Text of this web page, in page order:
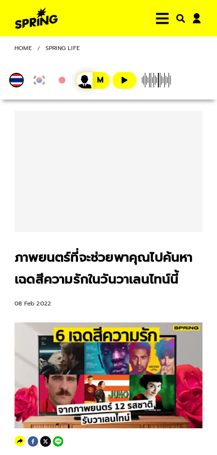
HOME SPRING LIFE
ภาพยนตร์ที่จะช่วยพาคุณไปค้นหา
เฉดสีความรักในวันวาเลนไทน์นี้
08 Feb 2022